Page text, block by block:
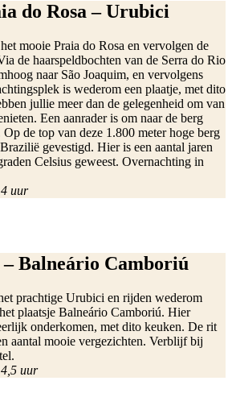
do Rosa – Urubici
mooie Praia do Rosa en vervolgen de
de haarspeldbochten van de Serra do Rio
naar São Joaquim, en vervolgens
is wederom een plaatje, met dito
jullie meer dan de gelegenheid om van
Een aanrader is om naar de berg
de top van deze 1.800 meter hoge berg
gevestigd. Hier is een aantal jaren
Celsius geweest. Overnachting in
uur
Balneário Camboriú
prachtige Urubici en rijden wederom
plaatsje Balneário Camboriú. Hier
onderkomen, met dito keuken. De rit
aantal mooie vergezichten. Verblijf bij
uur